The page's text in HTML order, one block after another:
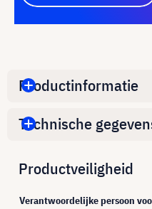
Productinformatie
Technische
Productveiligheid
Verantwoordelijke persoon